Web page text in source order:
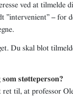
ved at tilmelde
”intervenient” – for
Du skal blot
støtteperson?
ret til, at professor